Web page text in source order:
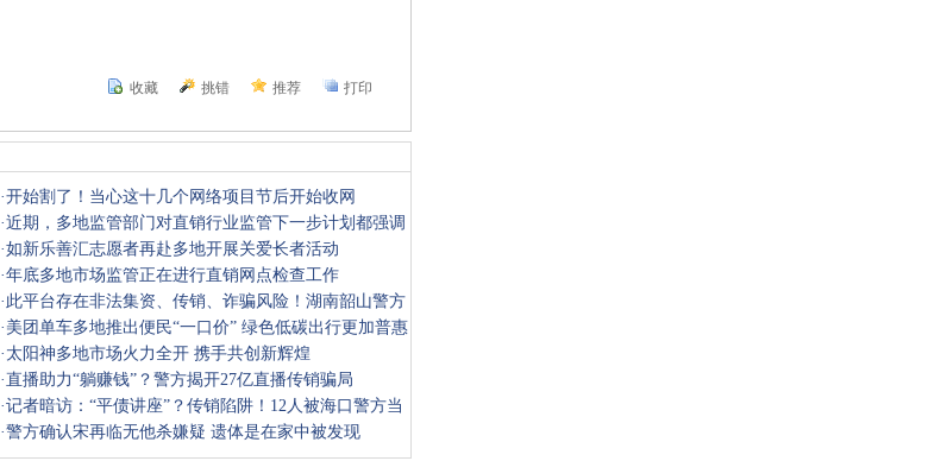
收藏 挑错 推荐 打印
·开始割了！当心这十几个网络项目节后开始收网
·近期，多地监管部门对直销行业监管下一步计划都强调
了这一点
·如新乐善汇志愿者再赴多地开展关爱长者活动
·年底多地市场监管正在进行直销网点检查工作
· 此平台存在非法集资、传销、诈骗风险！湖南韶山警方
提醒
· 美团单车多地推出便民“一口价” 绿色低碳出行更加普惠
· 太阳神多地市场火力全开 携手共创新辉煌
·直播助力“躺赚钱”？警方揭开27亿直播传销骗局
·记者暗访：​“平债讲座”？传销陷阱！12人被海口警方当
场控
·警方确认宋再临无他杀嫌疑 遗体是在家中被发现